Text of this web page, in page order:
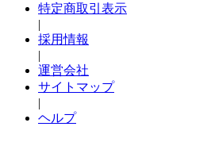
特定商取引表示
|
採用情報
|
運営会社
サイトマップ
|
ヘルプ